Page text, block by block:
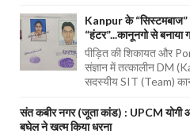
Kanpur के “सिस्टमबाज”
“हंटर”...कानूनगो से बनाया
पीड़ित की शिकायत और
संज्ञान में तत्कालीन DM
सदस्यीय SIT (Team)
संत कबीर नगर (जूता कांड) : UPCM योगी
बघेल ने खत्म किया धरना